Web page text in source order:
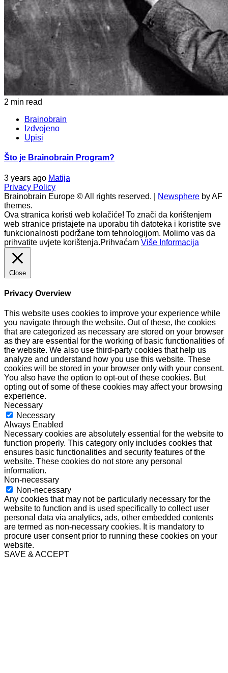
2 min read
Brainobrain
Izdvojeno
Upisi
Što je Brainobrain Program?
3 years ago Matija
Privacy Policy
Brainobrain Europe © All rights reserved.
Newsphere by AF
themes.
Ova stranica koristi web kolačiće! To znači da korištenjem
web stranice pristajete na uporabu tih datoteka i koristite sve
funkcionalnosti podržane tom tehnologijom. Molimo vas da
prihvatite uvjete korištenja.Prihvaćam Više Informacija
Close
Privacy Overview
This website uses cookies to improve your experience while
you navigate through the website. Out of these, the cookies
that are categorized as necessary are stored on your browser
as they are essential for the working of basic functionalities of
the website. We also use third-party cookies that help us
analyze and understand how you use this website. These
cookies will be stored in your browser only with your consent.
You also have the option to opt-out of these cookies. But
opting out of some of these cookies may affect your browsing
experience.
Necessary
Necessary
Always Enabled
Necessary cookies are absolutely essential for the website to
function properly. This category only includes cookies that
ensures basic functionalities and security features of the
website. These cookies do not store any personal
information.
Non-necessary
Non-necessary
Any cookies that may not be particularly necessary for the
website to function and is used specifically to collect user
personal data via analytics, ads, other embedded contents
are termed as non-necessary cookies. It is mandatory to
procure user consent prior to running these cookies on your
website.
SAVE & ACCEPT